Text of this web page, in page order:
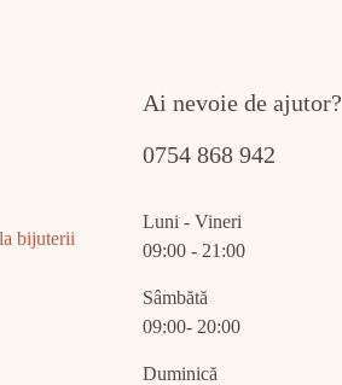
bijuterii
Ai nevoie de ajutor?
0754 868 942
Luni - Vineri
09:00 - 21:00
Sâmbătă
09:00- 20:00
Duminică